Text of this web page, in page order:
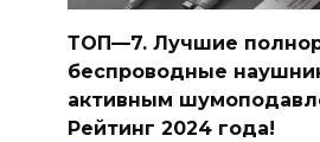
ТОП—7. Лучшие
беспроводные
активным
Рейтинг 2024 года!